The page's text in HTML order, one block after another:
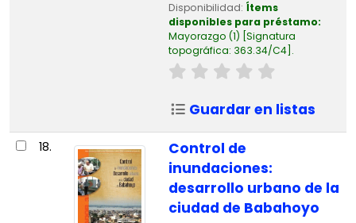
Disponibilidad: Ítems
disponibles para préstamo:
Mayorazgo (1) Signatura
topográfica: 363.34/C4 .
Guardar en listas
18.
Control de
inundaciones:
desarrollo urbano de la
ciudad de Babahoyo